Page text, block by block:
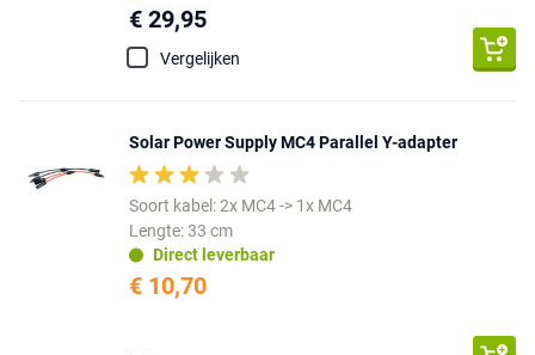
€ 29,95
Vergelijken
Solar Power Supply MC4 Parallel Y-adapter
Soort kabel: 2x MC4 -> 1x MC4
Lengte: 33 cm
Direct leverbaar
€ 10,70